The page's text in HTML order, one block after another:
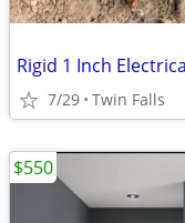
7/29 Twin Falls
$550